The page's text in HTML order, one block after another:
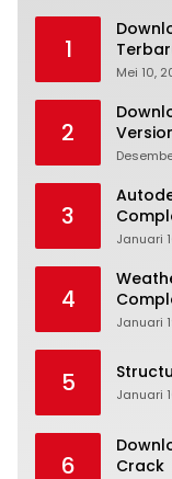
1
Mei 10,
2
3
Januari
4
Januari
5 Januari
6
Crack